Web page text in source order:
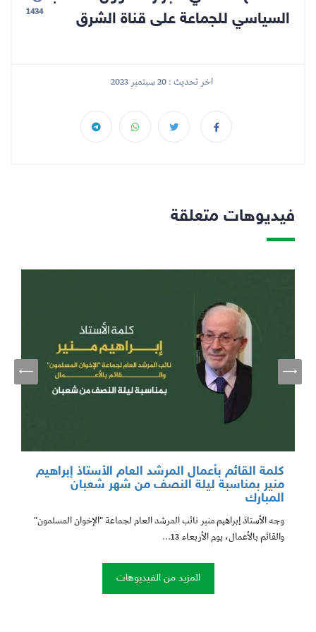
السياسي للجماعة على قناة الشرق
1434
اخر تحديث : 20 سبتمبر 2023
فيديوهات متعلقة
كلمة القائم بأعمال المرشد العام الأستاذ إبراهيم
منير بمناسبة ليلة النصف من شهر شعبان
المبارك
وجه الأستاذ إبراهيم منير نائب المرشد العام لجماعة "الإخوان المسلمون"
والقائم بالأعمال، يوم الأربعاء 13...
المزيد من الفيديوهات